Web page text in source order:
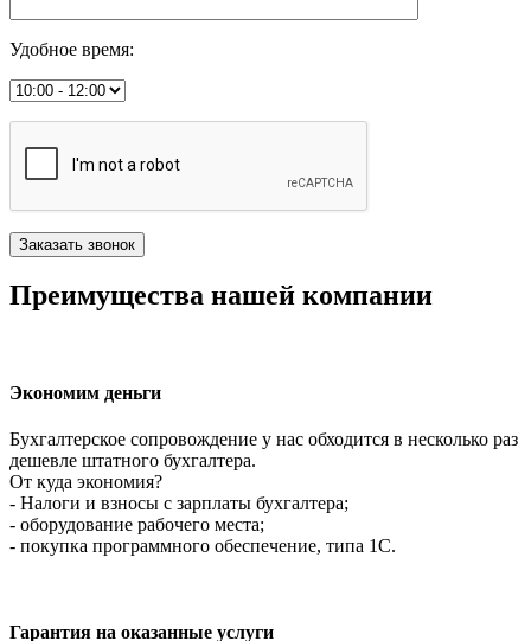
Удобное время:
Преимущества нашей компании
Экономим деньги
Бухгалтерское сопровождение у нас обходится в несколько раз
дешевле штатного бухгалтера.
От куда экономия?
- Налоги и взносы с зарплаты бухгалтера;
- оборудование рабочего места;
- покупка программного обеспечение, типа 1С.
Гарантия на оказанные услуги